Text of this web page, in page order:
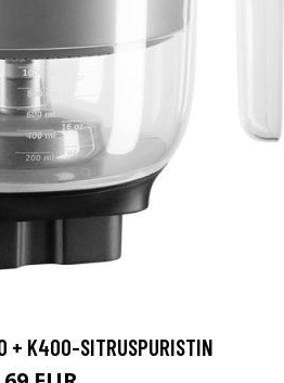
+ K400-SITRUSPURISTIN